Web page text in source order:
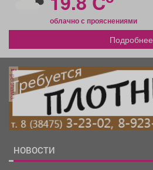
облачно с прояснениями
Подробнее
реклама
НОВОСТИ